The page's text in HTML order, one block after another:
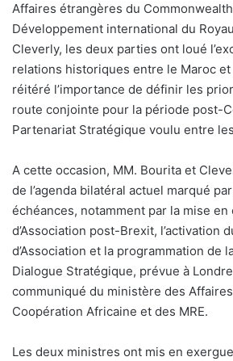
Affaires étrangères du
Développement international du
Cleverly, les deux parties ont loué
relations historiques entre le Maroc
réitéré l’importance de définir les
route conjointe pour la période post-
Partenariat Stratégique voulu entre
A cette occasion, MM. Bourita et
de l’agenda bilatéral actuel marqué
échéances, notamment par la mise en
d’Association post-Brexit, l’activation
d’Association et la programmation de
Dialogue Stratégique, prévue à
communiqué du ministère des
Coopération Africaine et des MRE.
Les deux ministres ont mis en